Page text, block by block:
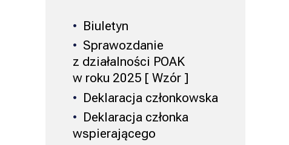
Biuletyn
Sprawozdanie
z działalności POAK
w roku 2025 [ Wzór ]
Deklaracja członkowska
Deklaracja członka
wspierającego